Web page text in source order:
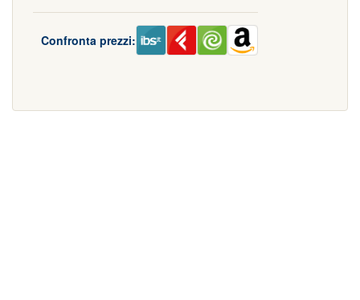
Confronta prezzi: